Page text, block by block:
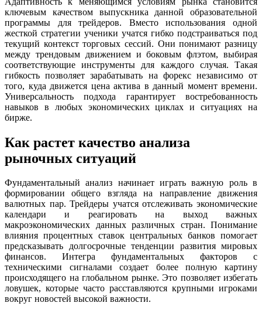
ключевым качеством выпускника данной образовательной
программы для трейдеров. Вместо использования одной
жесткой стратегии ученики учатся гибко подстраиваться под
текущий контекст торговых сессий. Они понимают разницу
между трендовым движением и боковым флэтом, выбирая
соответствующие инструменты для каждого случая. Такая
гибкость позволяет зарабатывать на форекс независимо от
того, куда движется цена актива в данный момент времени.
Универсальность подхода гарантирует востребованность
навыков в любых экономических циклах и ситуациях на
бирже.
Как растет качество анализа
рыночных ситуаций
Фундаментальный анализ начинает играть важную роль в
формировании общего взгляда на направление движения
валютных пар. Трейдеры учатся отслеживать экономические
календари и реагировать на выход важных
макроэкономических данных различных стран. Понимание
влияния процентных ставок центральных банков помогает
предсказывать долгосрочные тенденции развития мировых
финансов. Интегра фундаментальных факторов с
техническими сигналами создает более полную картину
происходящего на глобальном рынке. Это позволяет избегать
ловушек, которые часто расставляются крупными игроками
вокруг новостей высокой важности.